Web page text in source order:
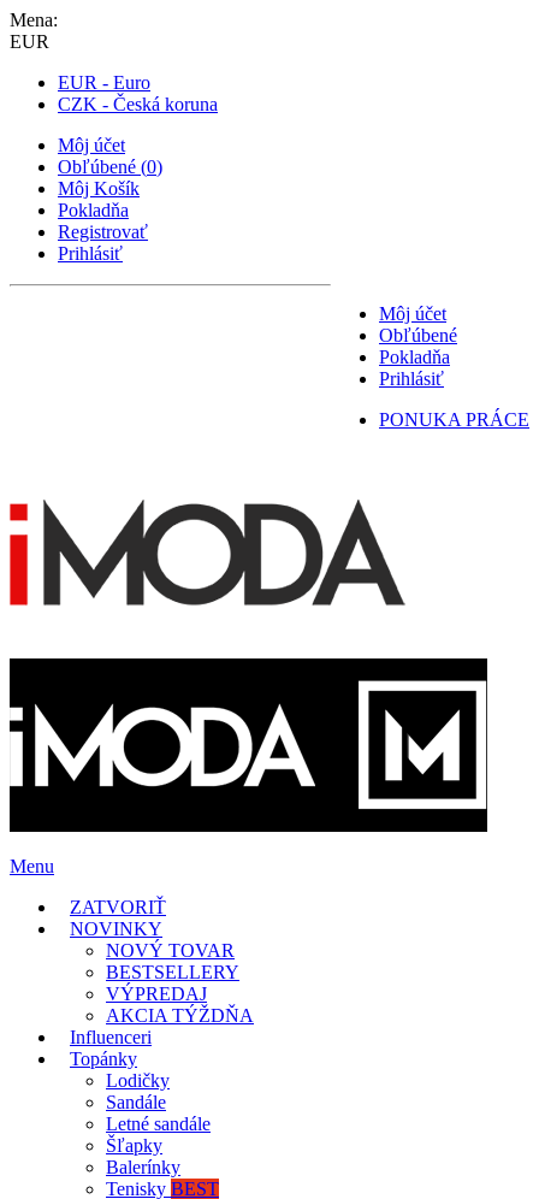
Mena:
EUR
EUR - Euro
CZK - Česká koruna
Môj účet
Obľúbené (0)
Môj Košík
Pokladňa
Registrovať
Prihlásiť
Môj účet
Obľúbené
Pokladňa
Prihlásiť
PONUKA PRÁCE
Menu
ZATVORIŤ
NOVINKY
NOVÝ TOVAR
BESTSELLERY
VÝPREDAJ
AKCIA TÝŽDŇA
Influenceri
Topánky
Lodičky
Sandále
Letné sandále
Šľapky
Balerínky
Tenisky BEST